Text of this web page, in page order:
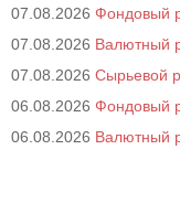
07.08.2026 Фондовый
07.08.2026 Валютный
07.08.2026 Сырьевой
06.08.2026 Фондовый
06.08.2026 Валютный